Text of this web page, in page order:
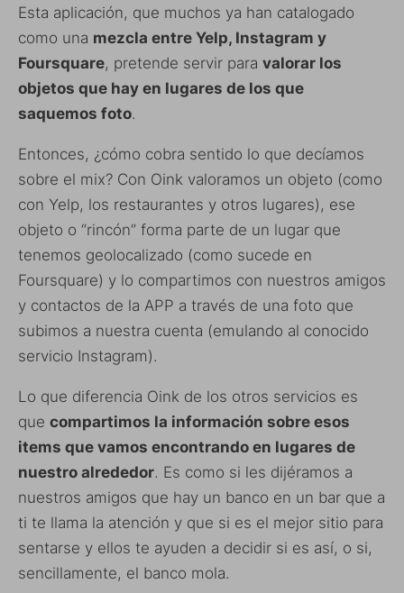
Esta aplicación, que muchos ya han catalogado
como una mezcla entre Yelp, Instagram y
Foursquare, pretende servir para valorar los
objetos que hay en lugares de los que
saquemos foto.
Entonces, ¿cómo cobra sentido lo que decíamos
sobre el mix? Con Oink valoramos un objeto (como
con Yelp, los restaurantes y otros lugares), ese
objeto o “rincón” forma parte de un lugar que
tenemos geolocalizado (como sucede en
Foursquare) y lo compartimos con nuestros amigos
y contactos de la APP a través de una foto que
subimos a nuestra cuenta (emulando al conocido
servicio Instagram).
Lo que diferencia Oink de los otros servicios es
que compartimos la información sobre esos
items que vamos encontrando en lugares de
nuestro alrededor. Es como si les dijéramos a
nuestros amigos que hay un banco en un bar que a
ti te llama la atención y que si es el mejor sitio para
sentarse y ellos te ayuden a decidir si es así, o si,
sencillamente, el banco mola.